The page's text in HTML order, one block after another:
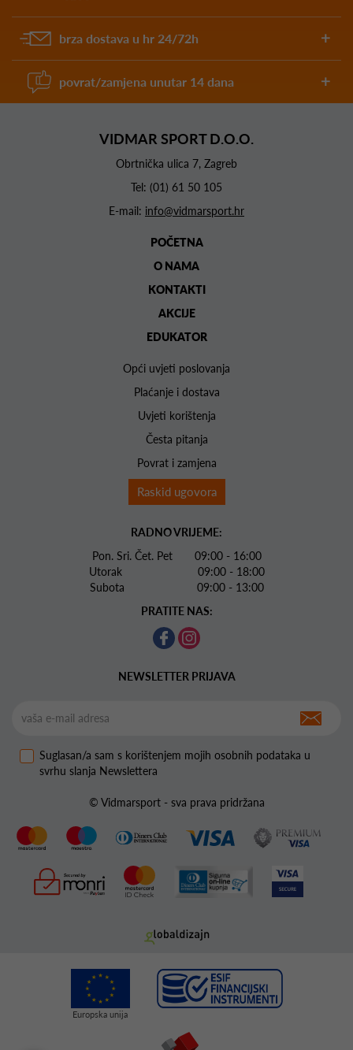
brza dostava u hr 24/72h
povrat/zamjena unutar 14 dana
VIDMAR SPORT D.O.O.
Obrtnička ulica 7, Zagreb
Tel: (01) 61 50 105
E-mail: info@vidmarsport.hr
POČETNA
O NAMA
KONTAKTI
AKCIJE
EDUKATOR
Opći uvjeti poslovanja
Plaćanje i dostava
Uvjeti korištenja
Česta pitanja
Povrat i zamjena
Raskid ugovora
RADNO VRIJEME:
Pon. Sri. Čet. Pet 09:00 - 16:00
Utorak 09:00 - 18:00
Subota 09:00 - 13:00
PRATITE NAS:
NEWSLETTER PRIJAVA
Suglasan/a sam s korištenjem mojih osobnih podataka u
svrhu slanja Newslettera
© Vidmarsport - sva prava pridržana